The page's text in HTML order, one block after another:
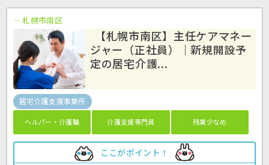
札幌市南区
【札幌市南区】主任ケアマネー
ジャー（正社員）｜新規開設予
定の居宅介護...
居宅介護支援事業所
ヘルパー・介護職 介護支援専門員 残業少なめ
ここがポイント！